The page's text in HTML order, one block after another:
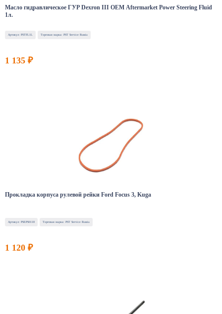
Масло гидравлическое ГУР Dexron III OEM Aftermarket Power Steering Fluid
1л.
Артикул: PSTFL1L Торговая марка: PST Service Russia
1 135 ₽
Прокладка корпуса рулевой рейки Ford Focus 3, Kuga
Артикул: PSEPS0118 Торговая марка: PST Service Russia
1 120 ₽